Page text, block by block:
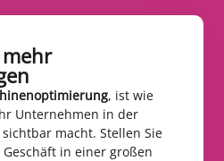
, ist wie
Unternehmen in der
macht. Stellen Sie
in einer großen